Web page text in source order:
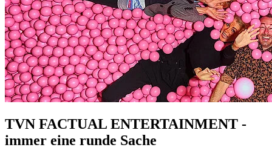
TVN FACTUAL ENTERTAINMENT -
immer eine runde Sache